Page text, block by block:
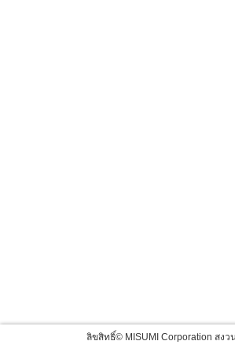
ลิขสิทธิ์© MISUMI Corporation สงว